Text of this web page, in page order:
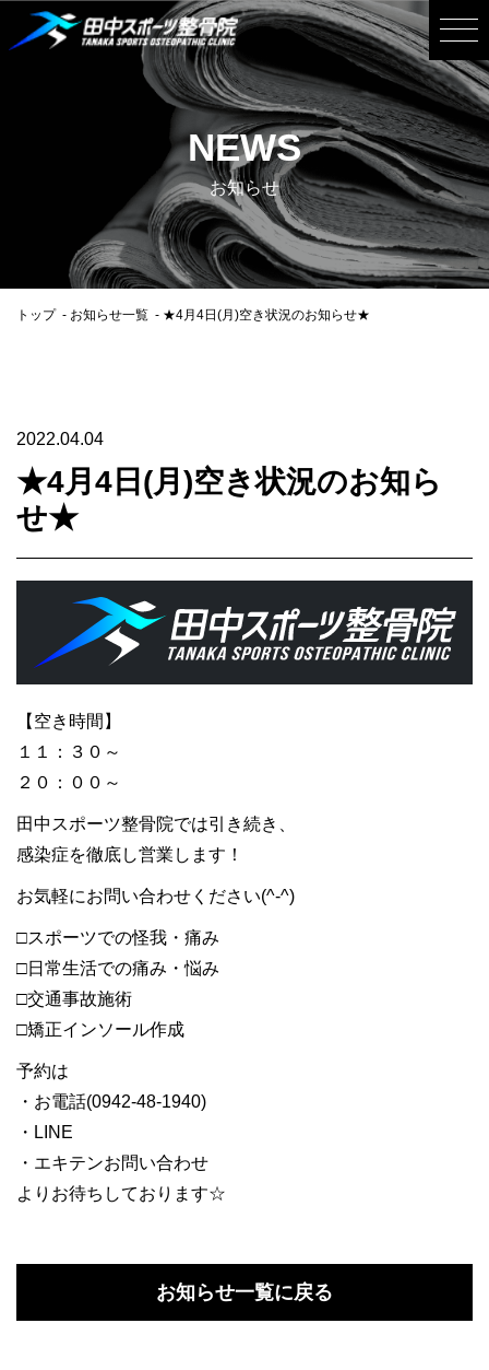
NEWS
お知らせ
トップ お知らせ一覧 ★4月4日(月)空き状況のお知らせ★
2022.04.04
★4月4日(月)空き状況のお知ら
せ★
【空き時間】
１１：３０～
２０：００～
田中スポーツ整骨院では引き続き、
感染症を徹底し営業します！
お気軽にお問い合わせください(^-^)
□スポーツでの怪我・痛み
□日常生活での痛み・悩み
□交通事故施術
□矯正インソール作成
予約は
・お電話(0942-48-1940)
・LINE
・エキテンお問い合わせ
よりお待ちしております☆
お知らせ一覧に戻る